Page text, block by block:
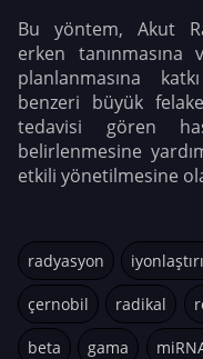
Bu yöntem, Akut
erken tanınmasına
planlanmasına
benzeri büyük
tedavisi gören
belirlenmesine
etkili yönetilmesine
radyasyon
çernobil radikal
beta gama